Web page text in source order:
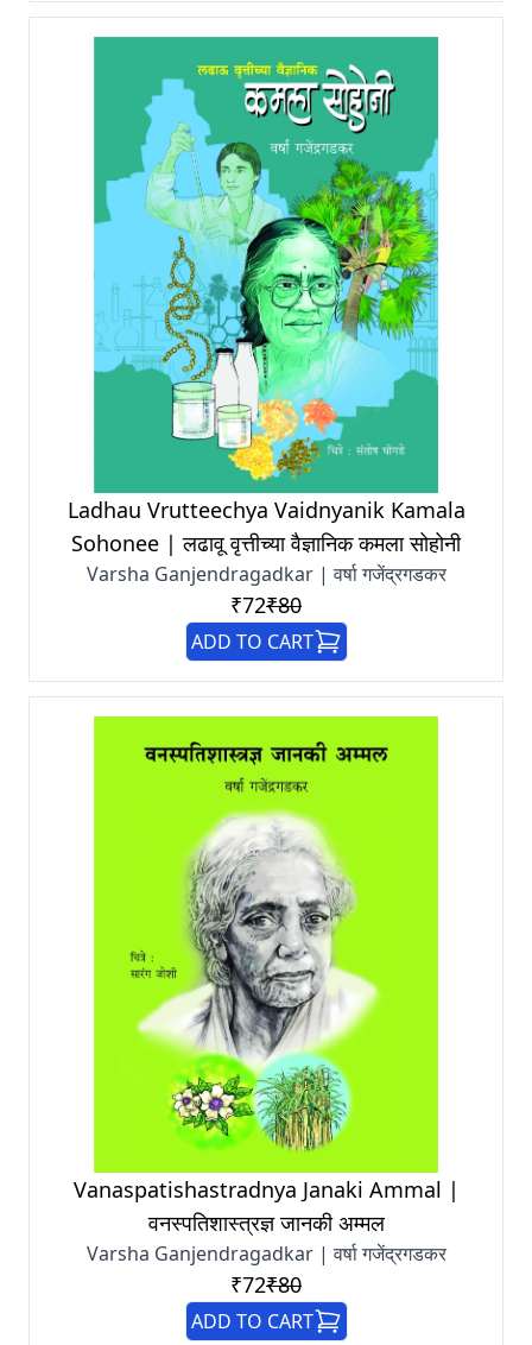
Ladhau Vrutteechya Vaidnyanik Kamala
Sohonee | लढावू वृत्तीच्या वैज्ञानिक कमला सोहोनी
Varsha Ganjendragadkar | वर्षा गजेंद्रगडकर
₹72₹80
ADD TO CART
Vanaspatishastradnya Janaki Ammal |
वनस्पतिशास्त्रज्ञ जानकी अम्मल
Varsha Ganjendragadkar | वर्षा गजेंद्रगडकर
₹72₹80
ADD TO CART